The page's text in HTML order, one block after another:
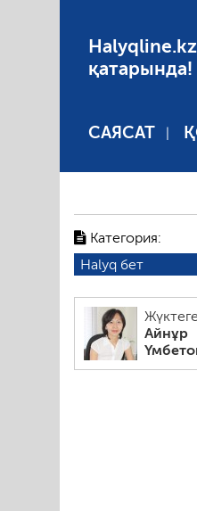
қатарында!
САЯСАТ
Категория:
Halyq бет
Айнұр